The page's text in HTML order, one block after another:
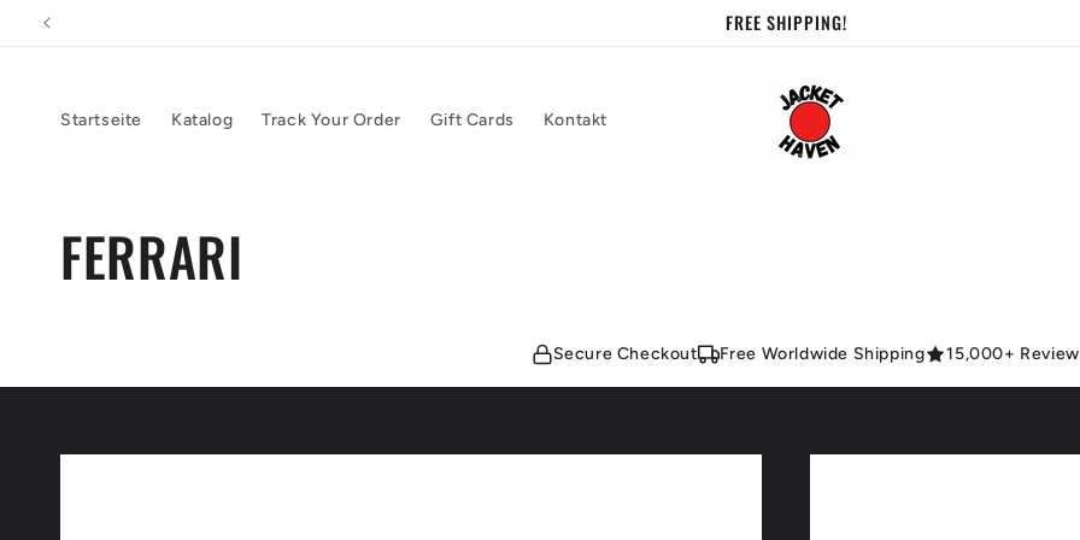
zum
50% SALE
Startseite Katalog Track Your Order Gift Cards Kontakt
K
t
e
FERRARI
Secure Checkout Free Worldwide Shipping 15,000+